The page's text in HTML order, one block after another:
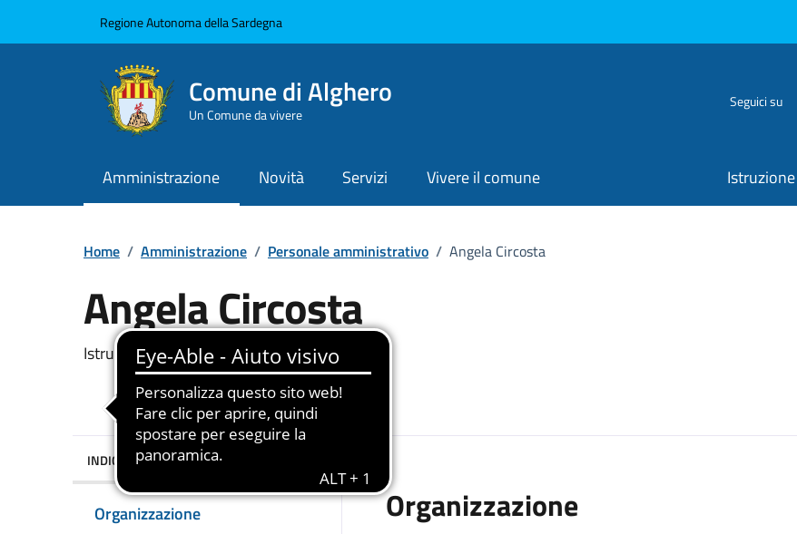
Regione Autonoma della Sardegna
Comune di Alghero
Un Comune da vivere
Seguici su
Amministrazione Novità Servizi Vivere il comune Istruzione
Home / Amministrazione / Personale amministrativo / Angela Circosta
Angela Circosta
Dettaglio della persona
Istruttore di vigilanza.
INDICE DELLA PAGINA
Organizzazione
Organizzazione